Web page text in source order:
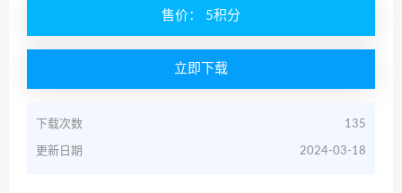
售价： 5积分
立即下载
下载次数 135
更新日期 2024-03-18